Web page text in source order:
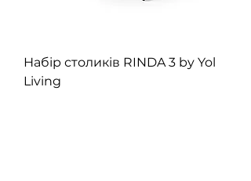
Набір столиків RINDA 3 by Yol
Living